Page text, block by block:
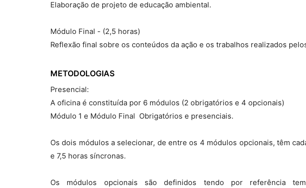
Elaboração de projeto de educação ambiental.
Módulo Final - (2,5 horas)
Reflexão final sobre os conteúdos da ação e os trabalhos realizados
METODOLOGIAS
Presencial:
A oficina é constituída por 6 módulos (2 obrigatórios e 4 opcionais)
Módulo 1 e Módulo Final  Obrigatórios e presenciais.
Os dois módulos a selecionar, de entre os 4 módulos opcionais, têm
e 7,5 horas síncronas.
Os módulos opcionais são definidos tendo por referência